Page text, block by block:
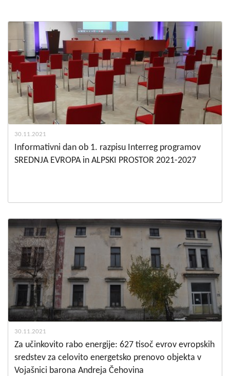
Blog
30.11.2021
Informativni dan ob 1. razpisu Interreg programov
SREDNJA EVROPA in ALPSKI PROSTOR 2021-2027
30.11.2021
Za učinkovito rabo energije: 627 tisoč evrov evropskih
sredstev za celovito energetsko prenovo objekta v
Vojašnici barona Andreja Čehovina